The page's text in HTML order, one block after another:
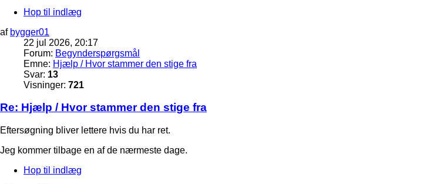
Hop til indlæg
af bygger01
22 jul 2026, 20:17
Forum: Begynderspørgsmål
Emne: Hjælp / Hvor stammer den stige fra
Svar: 13
Visninger: 721
Re: Hjælp / Hvor stammer den stige fra
Eftersøgning bliver lettere hvis du har ret.
Jeg kommer tilbage en af de nærmeste dage.
Hop til indlæg